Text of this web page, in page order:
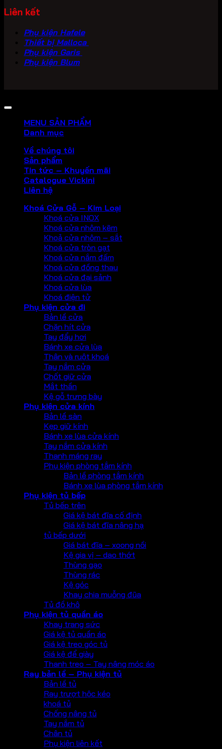
Liên kết
Phụ kiện Hafele
Thiết bị Malloca
Phụ kiện Garis
Phụ kiện Blum
MENU SẢN PHẨM
Danh mục
Về chúng tôi
Sản phẩm
Tin tức – Khuyến mãi
Catalogue Vickini
Liên hệ
Khoá Cửa Gỗ – Kim Loại
Khoá cửa INOX
Khoá cửa nhôm kẽm
Khoả cửa nhôm – sắt
Khoá cửa tròn gạt
Khoá cửa nắm đấm
Khoá cửa đồng thau
Khoá cửa đại sảnh
Khoá cửa lùa
Khoá điện tử
Phụ kiện cửa đi
Bản lề cửa
Chặn hít cửa
Tay đẩy hơi
Bánh xe cửa lùa
Thân và ruột khoá
Tay nắm cửa
Chốt giữ cửa
Mắt thần
Kệ gỗ trưng bày
Phụ kiện cửa kính
Bản lề sàn
Kẹp giữ kính
Bánh xe lùa cửa kính
Tay nắm cửa kính
Thanh máng ray
Phụ kiện phòng tắm kính
Bản lề phòng tắm kính
Bánh xe lùa phòng tắm kính
Phụ kiện tủ bếp
Tủ bếp trên
Giá kệ bát đĩa cố định
Giá kệ bát đĩa nâng hạ
tủ bếp dưới
Giá bát đĩa – xoong nồi
Kệ gia vị – dao thớt
Thùng gạo
Thùng rác
Kệ góc
Khay chia muỗng đũa
Tủ đồ khô
Phụ kiện tủ quần áo
Khay trang sức
Giá kệ tủ quần áo
Giá kệ treo góc tủ
Giá kệ để giày
Thanh treo – Tay nâng móc áo
Ray bản lề – Phụ kiện tủ
Bản lề tủ
Ray trượt hộc kéo
khoá tủ
Chống nâng tủ
Tay nắm tủ
Chân tủ
Phụ kiện liên kết